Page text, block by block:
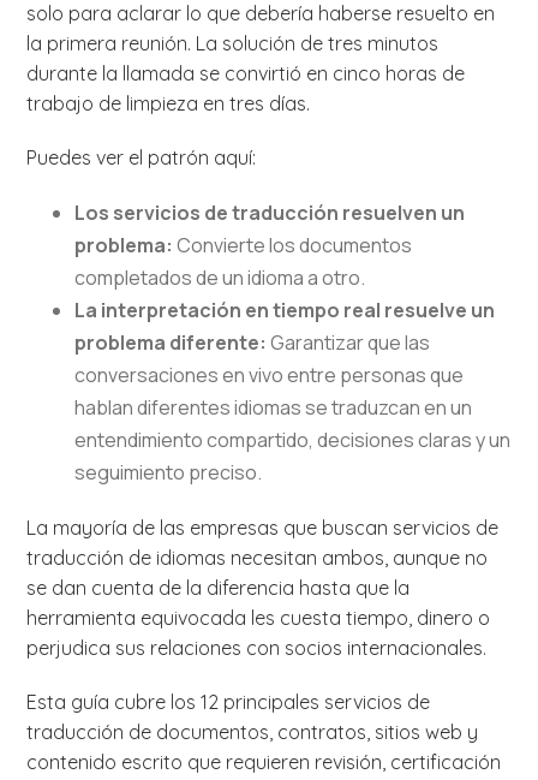
solo para aclarar lo que debería haberse resuelto en
la primera reunión. La solución de tres minutos
durante la llamada se convirtió en cinco horas de
trabajo de limpieza en tres días.
Puedes ver el patrón aquí:
Los servicios de traducción resuelven un
problema: Convierte los documentos
completados de un idioma a otro.
La interpretación en tiempo real resuelve un
problema diferente: Garantizar que las
conversaciones en vivo entre personas que
hablan diferentes idiomas se traduzcan en un
entendimiento compartido, decisiones claras y un
seguimiento preciso.
La mayoría de las empresas que buscan servicios de
traducción de idiomas necesitan ambos, aunque no
se dan cuenta de la diferencia hasta que la
herramienta equivocada les cuesta tiempo, dinero o
perjudica sus relaciones con socios internacionales.
Esta guía cubre los 12 principales servicios de
traducción de documentos, contratos, sitios web y
contenido escrito que requieren revisión, certificación